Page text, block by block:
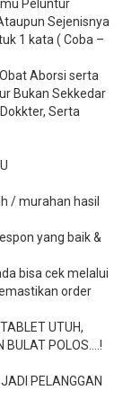
Peluntur
Sejenisnya
1 kata ( Coba –
Aborsi serta
Bukan Sekkedar
Serta
/ murahan hasil
yang baik &
bisa cek melalui
order
UTUH,
BULAT POLOS….!
PELANGGAN